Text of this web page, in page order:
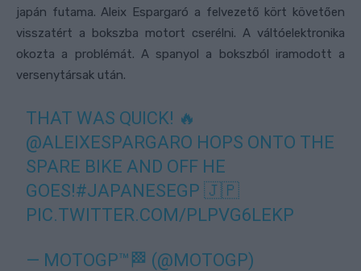
japán futama. Aleix Espargaró a felvezető kört követően
visszatért a bokszba motort cserélni. A váltóelektronika
okozta a problémát. A spanyol a bokszból iramodott a
versenytársak után.
THAT WAS QUICK! 🔥
@ALEIXESPARGARO HOPS ONTO THE
SPARE BIKE AND OFF HE
GOES!#JAPANESEGP 🇯🇵
PIC.TWITTER.COM/PLPVG6LEKP
— MOTOGP™🏁 (@MOTOGP)